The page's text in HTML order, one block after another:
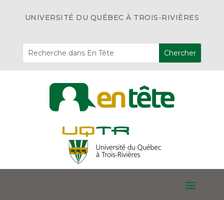
UNIVERSITÉ DU QUÉBEC À TROIS-RIVIÈRES